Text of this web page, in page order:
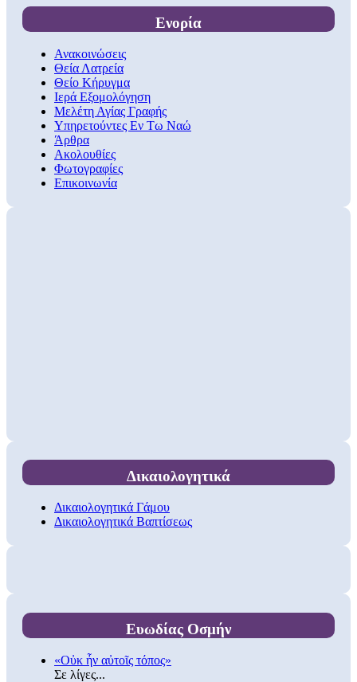
Ενορία
Ανακοινώσεις
Θεία Λατρεία
Θείο Κήρυγμα
Ιερά Εξομολόγηση
Μελέτη Αγίας Γραφής
Υπηρετούντες Εν Τω Ναώ
Άρθρα
Ακολουθίες
Φωτογραφίες
Επικοινωνία
Δικαιολογητικά
Δικαιολογητικά Γάμου
Δικαιολογητικά Βαπτίσεως
Ευωδίας Οσμήν
«Οὐκ ἦν αὐτοῖς τόπος»
Σε λίγες...